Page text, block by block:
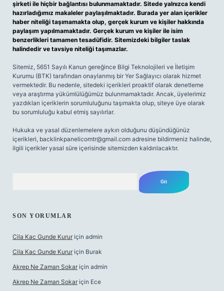
şirketi ile hiçbir bağlantısı bulunmamaktadır. Sitede yalnızca kendi
hazırladığımız makaleler paylaşılmaktadır. Burada yer alan içerikler
haber niteliği taşımamakta olup, gerçek kurum ve kişiler hakkında
paylaşım yapılmamaktadır. Gerçek kurum ve kişiler ile isim
benzerlikleri tamamen tesadüfidir. Sitemizdeki bilgiler taslak
halindedir ve tavsiye niteliği taşımazlar.
Sitemiz, 5651 Sayılı Kanun gereğince Bilgi Teknolojileri ve İletişim
Kurumu (BTK) tarafından onaylanmış bir Yer Sağlayıcı olarak hizmet
vermektedir. Bu nedenle, sitedeki içerikleri proaktif olarak denetleme
veya araştırma yükümlülüğümüz bulunmamaktadır. Ancak, üyelerimiz
yazdıkları içeriklerin sorumluluğunu taşımakta olup, siteye üye olarak
bu sorumluluğu kabul etmiş sayılırlar.
Hukuka ve yasal düzenlemelere aykırı olduğunu düşündüğünüz
içerikleri, backlinkpanelicomtr@gmail.com adresine bildirmeniz halinde,
ilgili içerikler yasal süre içerisinde sitemizden kaldırılacaktır.
SON YORUMLAR
Cila Kac Gunde Kurur için admin
Cila Kac Gunde Kurur için Burak
Akrep Ne Zaman Sokar için admin
Akrep Ne Zaman Sokar için Ece